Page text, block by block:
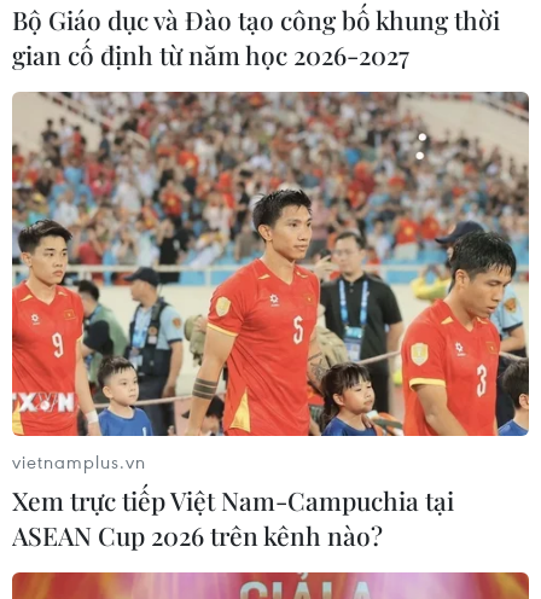
Bộ Giáo dục và Đào tạo công bố khung thời
gian cố định từ năm học 2026-2027
vietnamplus.vn
Xem trực tiếp Việt Nam-Campuchia tại
ASEAN Cup 2026 trên kênh nào?